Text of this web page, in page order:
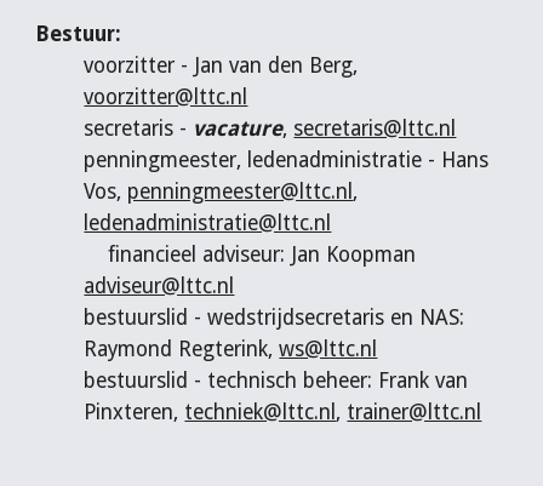
Bestuur:
voorzitter - Jan van den Berg,
voorzitter@lttc.nl
secretaris - vacature, secretaris@lttc.nl
penningmeester, ledenadministratie - Hans
Vos, penningmeester@lttc.nl ,
ledenadministratie@lttc.nl
financieel adviseur: Jan Koopman
adviseur@lttc.nl
bestuurslid - wedstrijdsecretaris en NAS:
Raymond Regterink,ws@lttc.nl
bestuurslid - technisch beheer: Frank van
Pinxteren, techniek@lttc.nl , trainer@lttc.nl